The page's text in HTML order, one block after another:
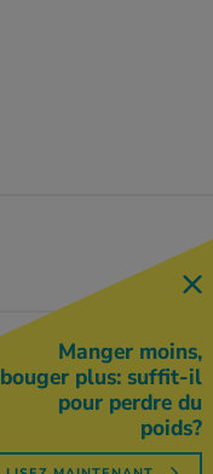
Manger moins,
bouger plus: suffit-il
pour perdre du
poids?